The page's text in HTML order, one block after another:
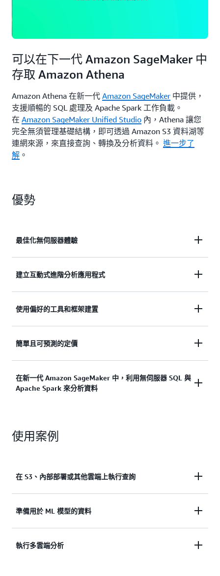
可以在下一代 Amazon SageMaker 中
存取 Amazon Athena
Amazon Athena 在新一代 Amazon SageMaker 中提供，
支援順暢的 SQL 處理及 Apache Spark 工作負載。
在 Amazon SageMaker Unified Studio 內，Athena 讓您
完全無須管理基礎結構，即可透過 Amazon S3 資料湖等
連網來源，來直接查詢、轉換及分析資料。 進一步了
解 。
優勢
最佳化無伺服器體驗
透過無伺服器體驗，以簡化、近乎即時的方式啟動
進一步了解
建立互動式進階分析應用程式
使用內部部署、資料湖或雲端儲存中的資料建置互動
進一步了解
使用偏好的工具和框架建置
支援選擇語言、開放資料格式、開放原始碼架構，以
進一步了解
簡單且可預測的定價
簡單且可預測的定價 — 根據您執行的查詢或使用的
運算付費。
在新一代 Amazon SageMaker 中，利用無伺服器 SQL 與
Apache Spark 來分析資料
Athena，您可使用直觀化的查詢編輯器，來簡化
進一步了解
使用案例
在 S3、內部部署或其他雲端上執行查詢
提交單一 SQL 查詢以分析在 S3、內部或
多雲端環境
準備用於 ML 模型的資料
在 SQL 查詢或 Python 中使用 ML 模型簡化複雜任
執行多雲端分析